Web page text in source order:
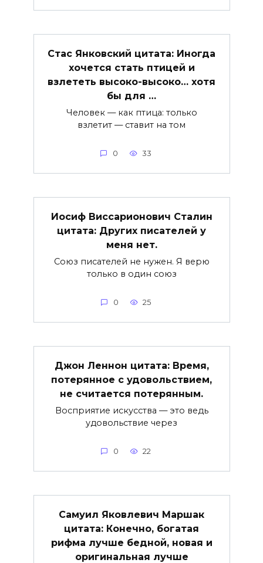
Стас Янковский цитата: Иногда
хочется стать птицей и
взлететь высоко-высоко… хотя
бы для …
Человек — как птица: только
взлетит — ставит на том
0 33
Иосиф Виссарионович Сталин
цитата: Других писателей у
меня нет.
Союз писателей не нужен. Я верю
только в один союз
0 25
Джон Леннон цитата: Время,
потерянное с удовольствием,
не считается потерянным.
Восприятие искусства — это ведь
удовольствие через
0 22
Самуил Яковлевич Маршак
цитата: Конечно, богатая
рифма лучше бедной, новая и
оригинальная лучше